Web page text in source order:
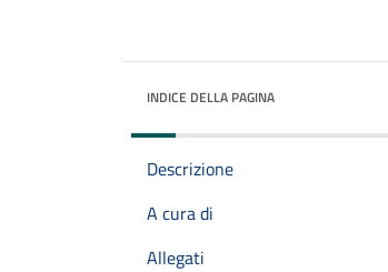
INDICE DELLA PAGINA
Descrizione
A cura di
Allegati